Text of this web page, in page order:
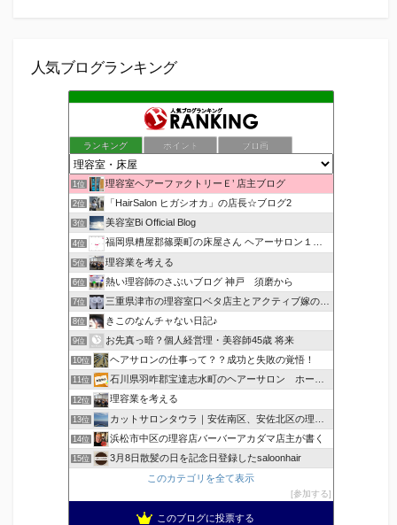
人気ブログランキング
ランキング ポイント ブロ画
1位 理容室ヘアーファクトリーＥ’ 店主ブログ
2位 「HairSalon ヒガシオカ」の店長☆ブログ2
3位 美容室Bi Official Blog
4位 福岡県糟屋郡篠栗町の床屋さん ヘアーサロン１２３公式ブログ
5位 理容業を考える
6位 熱い理容師のさぶいブログ 神戸 須磨から
7位 三重県津市の理容室口ベタ店主とアクティブ嫁のblog
8位 きこのなんチャない日記♪
9位 お先真っ暗？個人経営理・美容師45歳 将来
10位 ヘアサロンの仕事って？？成功と失敗の覚悟！
11位 石川県羽咋郡宝達志水町のヘアーサロン ホープヘアーズ
12位 理容業を考える
13位 カットサロンタウラ｜安佐南区、安佐北区の理美容院
14位 浜松市中区の理容店バーバーアカダマ店主が書く
15位
3月8日散髪の日を記念日登録したsaloonhair
このカテゴリを全て表示
参加する
このブログに投票する